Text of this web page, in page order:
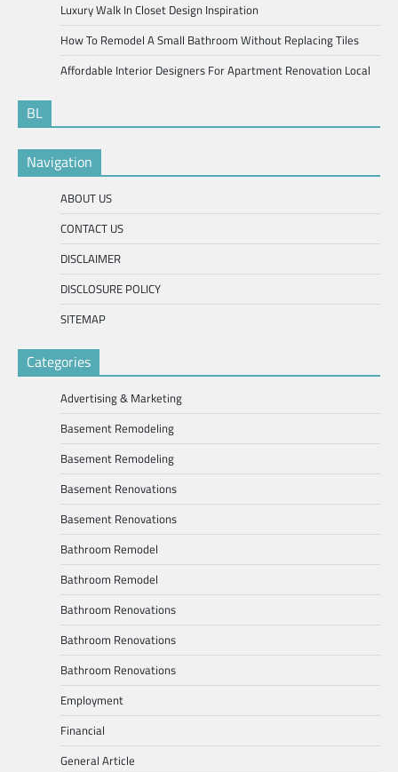
Luxury Walk In Closet Design Inspiration
How To Remodel A Small Bathroom Without Replacing Tiles
Affordable Interior Designers For Apartment Renovation Local
BL
Navigation
ABOUT US
CONTACT US
DISCLAIMER
DISCLOSURE POLICY
SITEMAP
Categories
Advertising & Marketing
Basement Remodeling
Basement Remodeling
Basement Renovations
Basement Renovations
Bathroom Remodel
Bathroom Remodel
Bathroom Renovations
Bathroom Renovations
Bathroom Renovations
Employment
Financial
General Article